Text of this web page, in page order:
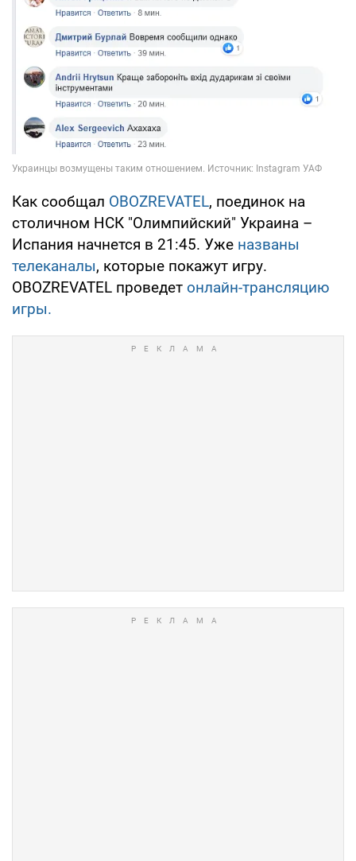
Как сообщал OBOZREVATEL, поединок на
столичном НСК "Олимпийский" Украина –
Испания начнется в 21:45. Уже названы
телеканалы, которые покажут игру.
OBOZREVATEL проведет онлайн-трансляцию
игры.